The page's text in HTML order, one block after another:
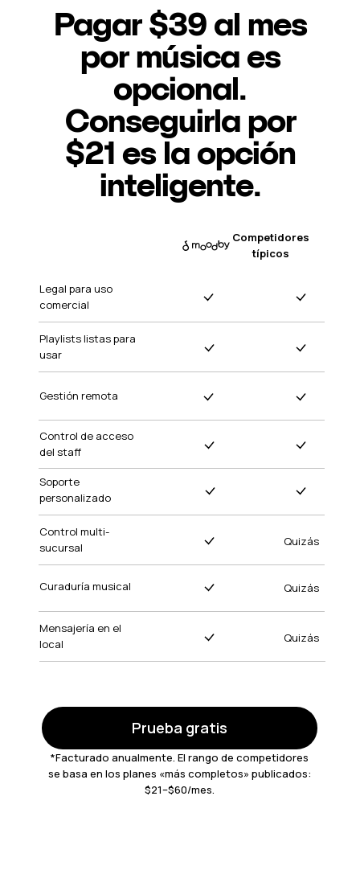
Mensajería en el
local
Quizás
Curaduría musical Quizás
Control multi-
sucursal
Quizás
Soporte
personalizado
Control de acceso
del staff
Gestión remota
Playlists listas para
usar
Legal para uso
comercial
Pagar $39 al mes
por música es
opcional.
Conseguirla por
$21 es la opción
inteligente.
Competidores
típicos
Prueba gratis
*Facturado anualmente. El rango de competidores
se basa en los planes «más completos» publicados:
$21–$60/mes.